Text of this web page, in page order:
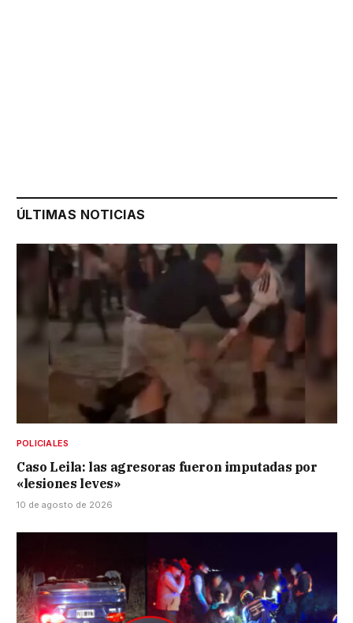
ÚLTIMAS NOTICIAS
POLICIALES
Caso Leila: las agresoras fueron imputadas por
«lesiones leves»
10 de agosto de 2026